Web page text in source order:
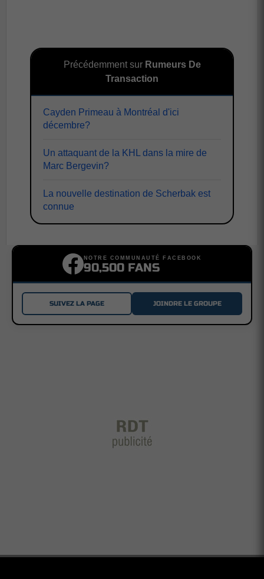
Précédemment sur Rumeurs De
Transaction
Cayden Primeau à Montréal d'ici
décembre?
Un attaquant de la KHL dans la mire de
Marc Bergevin?
La nouvelle destination de Scherbak est
connue
NOTRE COMMUNAUTÉ FACEBOOK
90,500 FANS
SUIVEZ LA PAGE JOINDRE LE GROUPE